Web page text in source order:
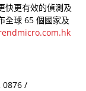
快更有效的偵測及
全球 65 個國家及
0876 /